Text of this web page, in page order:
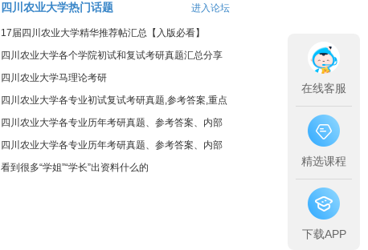
四川农业大学热门话题 进入论坛
17届四川农业大学精华推荐帖汇总【入版必看】
四川农业大学各个学院初试和复试考研真题汇总分享
四川农业大学马理论考研
四川农业大学各专业初试复试考研真题,参考答案,重点
范围
四川农业大学各专业历年考研真题、参考答案、内部
笔记
四川农业大学各专业历年考研真题、参考答案、内部
笔记
看到很多“学姐”“学长”出资料什么的
在线客服
精选课程
下载APP